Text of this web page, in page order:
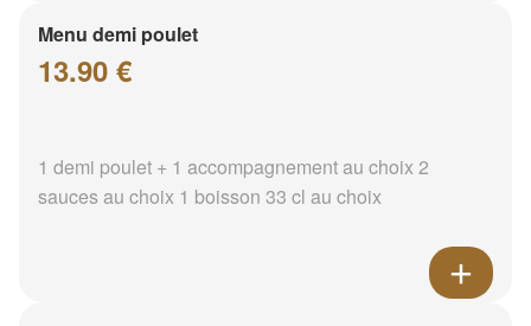
Menu demi poulet
13.90 €
1 demi poulet + 1 accompagnement au choix 2
sauces au choix 1 boisson 33 cl au choix